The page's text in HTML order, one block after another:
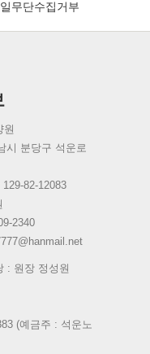
무단수집거부
원
시 분당구 석운로
129-82-12083
2340
: 원장 정성원
(예금주 : 석운노